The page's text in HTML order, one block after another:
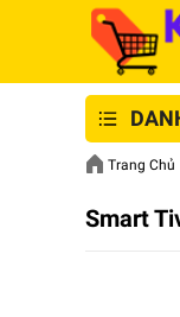
Trang Chủ
Smart